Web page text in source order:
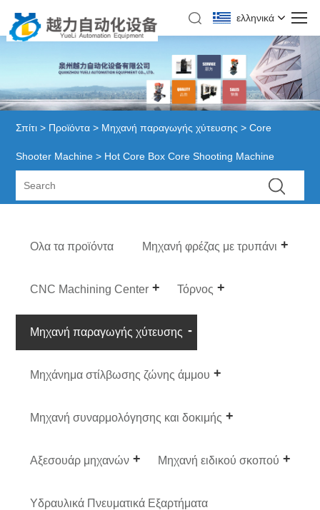
ελληνικά
Σπίτι > Προϊόντα > Μηχανή παραγωγής χύτευσης >Core
Shooter Machine > Hot Core Box Core Shooting Machine
Ολα τα προϊόντα Μηχανή φρέζας με τρυπάνι
CNC Machining Center Τόρνος
Μηχανή παραγωγής χύτευσης
Μηχάνημα στίλβωσης ζώνης άμμου
Μηχανή συναρμολόγησης και δοκιμής
Αξεσουάρ μηχανών Μηχανή ειδικού σκοπού
Υδραυλικά Πνευματικά Εξαρτήματα